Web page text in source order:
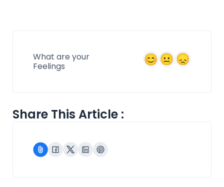
What are your
Feelings
Share This Article :